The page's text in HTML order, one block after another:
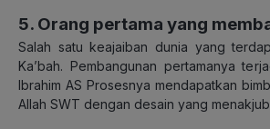
5. Orang pertama yang
Salah satu keajaiban dunia yang
Ka’bah. Pembangunan pertamanya
Ibrahim AS Prosesnya mendapatkan
Allah SWT dengan desain yang